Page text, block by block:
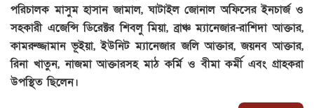
পরিচালক মাসুম হাসান জামাল, ঘাটাইল জোনাল অফিসের ইনচার্জ ও
সহকারী এজেন্সি ডিরেক্টর শিবলু মিয়া, ব্রাঞ্চ ম্যানেজার-রাশিদা আক্তার,
কামরুজ্জামান ভূইয়া, ইউনিট ম্যানেজার জলি আক্তার, জয়নব আক্তার,
রিনা খাতুন, নাজমা আক্তারসহ মাঠ কর্মি ও বীমা কর্মী এবং গ্রাহকরা
উপস্থিত ছিলেন।